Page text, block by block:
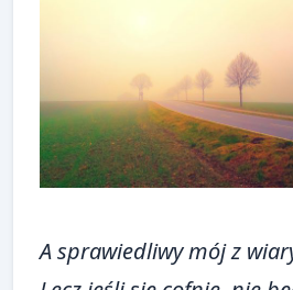
A sprawiedliwy mój z